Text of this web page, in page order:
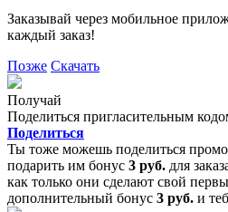
Заказывай через мобильное
каждый заказ!
Позже Скачать
Получай
Поделиться пригласительным
Поделиться
Ты тоже можешь поделиться
подарить им бонус 3 руб. для
как только они сделают свой
дополнительный бонус 3 руб. и